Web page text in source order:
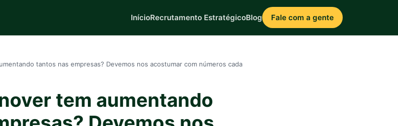
InícioRecrutamento EstratégicoBlog Fale com a gente
tantos nas empresas? Devemos nos acostumar com números cada
tem aumentando